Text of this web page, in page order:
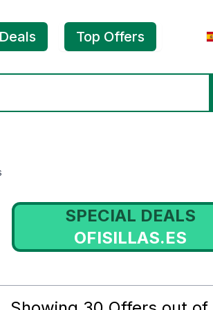
Top Offers
SPECIAL DEALS
OFISILLAS.ES